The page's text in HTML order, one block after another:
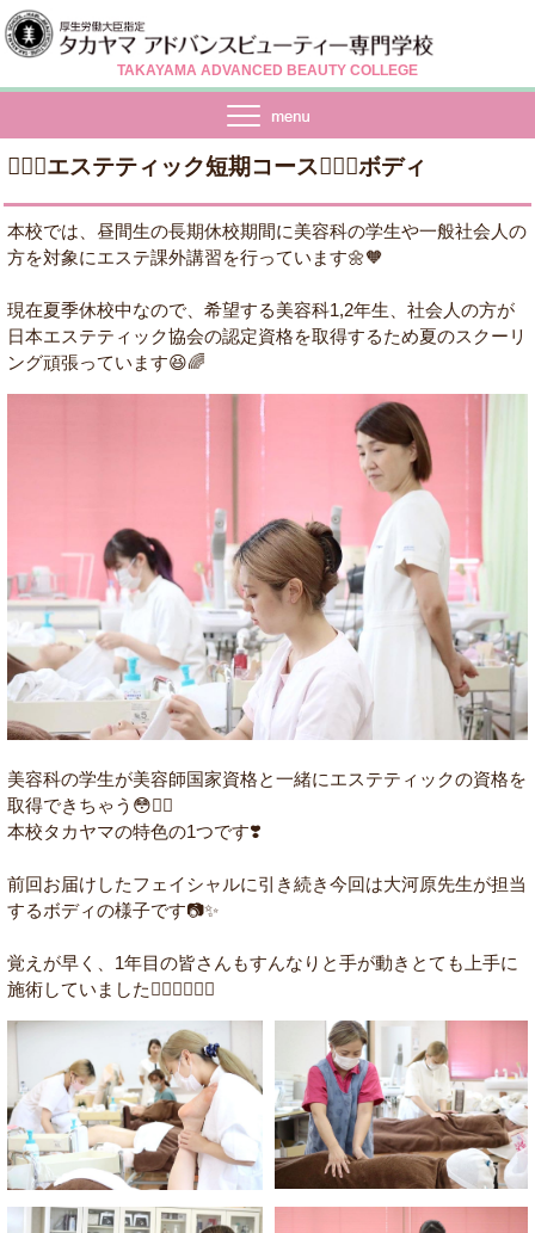
TAKAYAMA ADVANCED BEAUTY COLLEGE
💆🏻‍♀️エステティック短期コース💆🏻‍♀️ボディ
本校では、昼間生の長期休校期間に美容科の学生や一般社会人の
方を対象にエステ課外講習を行っています🌼🧡
現在夏季休校中なので、希望する美容科1,2年生、社会人の方が
日本エステティック協会の認定資格を取得するため夏のスクーリ
ング頑張っています😆🌈
美容科の学生が美容師国家資格と一緒にエステティックの資格を
取得できちゃう😳☝🏻
本校タカヤマの特色の1つです❣️
前回お届けしたフェイシャルに引き続き今回は大河原先生が担当
するボディの様子です📷✨
覚えが早く、1年目の皆さんもすんなりと手が動きとても上手に
施術していました🙆🏻‍♀️🙆🏻‍♀️